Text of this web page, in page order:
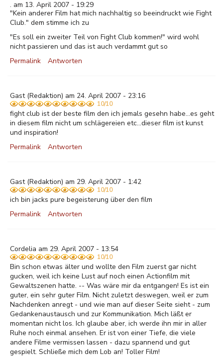
. am 13. April 2007 - 19:29
"Kein anderer Film hat mich nachhaltig so beeindruckt wie Fight
Club." dem stimme ich zu
"Es soll ein zweiter Teil von Fight Club kommen!" wird wohl
nicht passieren und das ist auch verdammt gut so
Permalink
Antworten
Gast (Redaktion) am 24. April 2007 - 23:16
10/10
fight club ist der beste film den ich jemals gesehn habe...es geht
in diesem film nicht um schlägereien etc...dieser film ist kunst
und inspiration!
Permalink
Antworten
Gast (Redaktion) am 29. April 2007 - 1:42
10/10
ich bin jacks pure begeisterung über den film
Permalink
Antworten
Cordelia am 29. April 2007 - 13:54
10/10
Bin schon etwas älter und wollte den Film zuerst gar nicht
gucken, weil ich keine Lust auf noch einen Actionfilm mit
Gewaltszenen hatte. -- Was wäre mir da entgangen! Es ist ein
guter, ein sehr guter Film. Nicht zuletzt deswegen, weil er zum
Nachdenken anregt - und wie man auf dieser Seite sieht - zum
Gedankenaustausch und zur Kommunikation. Mich läßt er
momentan nicht los. Ich glaube aber, ich werde ihn mir in aller
Ruhe noch einmal ansehen. Er ist von einer Tiefe, die viele
andere Filme vermissen lassen - dazu spannend und gut
gespielt. Schließe mich dem Lob an! Toller Film!